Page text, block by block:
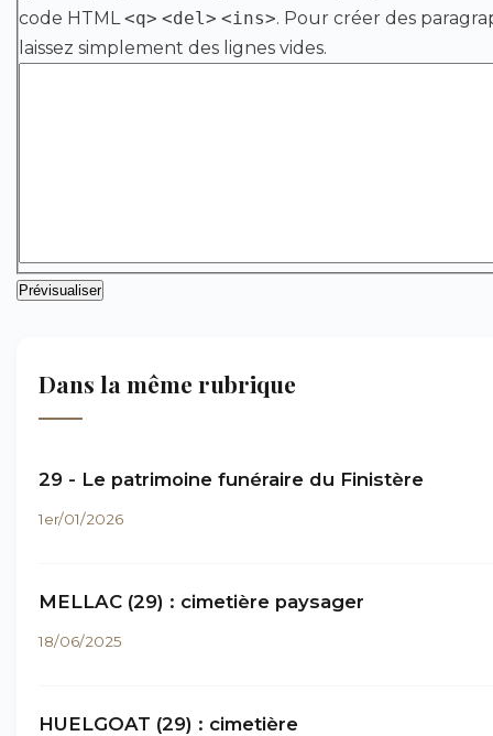
code HTML <q> <del> <ins>. Pour créer des
laissez simplement des lignes vides.
Dans la même rubrique
29 - Le patrimoine funéraire du Finistère
1er/01/2026
MELLAC (29) : cimetière paysager
18/06/2025
HUELGOAT (29) : cimetière